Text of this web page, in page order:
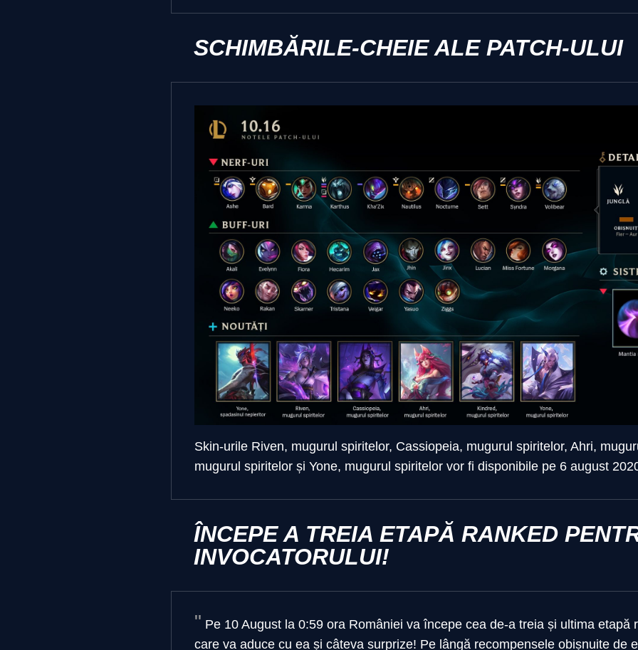
SCHIMBĂRILE-CHEIE ALE PATCH-ULUI
Skin-urile Riven, mugurul spiritelor, Cassiopeia, mugurul spiritelor, Ahri,
mugurul spiritelor și Yone, mugurul spiritelor vor fi disponibile pe 6 august
ÎNCEPE A TREIA ETAPĂ RANKED
INVOCATORULUI!
Pe 10 August la 0:59 ora României va începe cea de-a treia și ultima etapă
care va aduce cu ea și câteva surprize! Pe lângă recompensele obișnuite de